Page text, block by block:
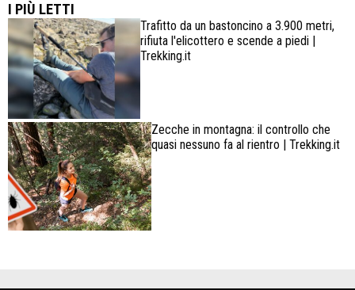
I PIÙ LETTI
Trafitto da un bastoncino a 3.900 metri,
rifiuta l'elicottero e scende a piedi |
Trekking.it
Zecche in montagna: il controllo che
quasi nessuno fa al rientro | Trekking.it